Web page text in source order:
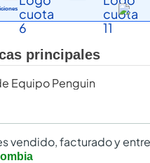
principales
Equipo Penguin
vendido, facturado y